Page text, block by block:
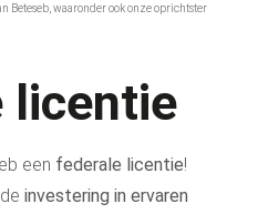
Beteseb, waaronder ook onze oprichtster
licentie
een federale licentie!
investering in ervaren